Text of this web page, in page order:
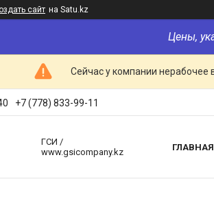
сайт на Satu.kz
Цены,
Сейчас у компании нерабочее
+7 (778) 833-99-11
ГСИ /
www.gsicompany.kz
ГЛАВНАЯ